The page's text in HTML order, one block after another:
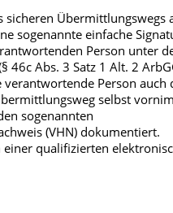
Übermittlungswegs
sogenannte einfache
Person unter
46c Abs. 3 Satz 1 Alt. 2
Person auch
selbst
sogenannten
(VHN) dokumentiert.
qualifizierten